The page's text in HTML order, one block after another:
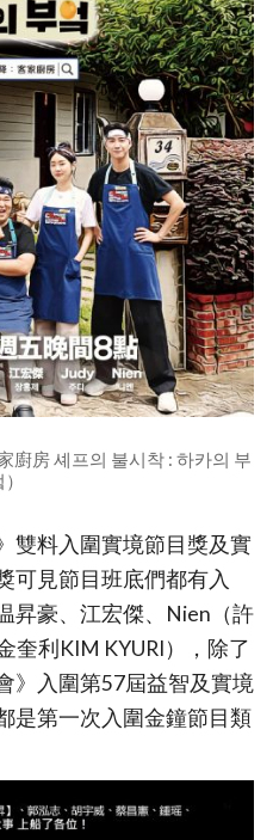
廚房 셰프의 불시착 : 하카의 부
雙料入圍實境節目獎及實
可見節目班底們都有入
昇豪、江宏傑、Nien（許
奎利KIM KYURI），除了
》入圍第57屆益智及實境
是第一次入圍金鐘節目類